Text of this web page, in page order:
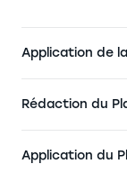
Application de
Rédaction du
Application du